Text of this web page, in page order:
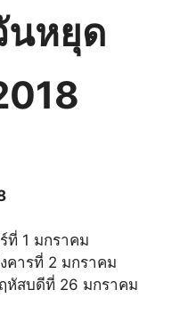
หยุด
1 มกราคม
คารที่ 2 มกราคม
หัสบดีที่ 26 มกราคม